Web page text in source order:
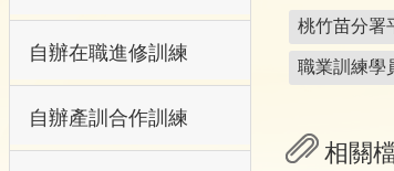
自辦在職進修訓練
自辦產訓合作訓練
桃竹苗分署
職業訓練學
相關